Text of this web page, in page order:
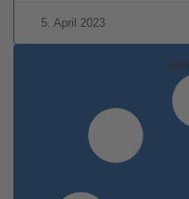
5. April 2023